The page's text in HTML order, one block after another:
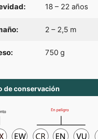
18 – 22 años
2 – 2,5 m
750 g
de conservación